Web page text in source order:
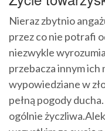
Nieraz zbytnio
przez co nie potrafi
niezwykle
przebacza innym ich
wypowiedziane w
pełną pogody
ogólnie